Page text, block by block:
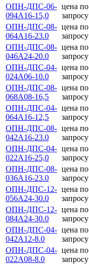
ОПН-ДПС-06-
094А16-15,0
цена по
запросу
ОПН-ДПС-08-
064А16-23.0
цена по
запросу
ОПН-ДПС-08-
046А24-20.0
цена по
запросу
ОПН-ДПС-04-
024А06-10.0
цена по
запросу
ОПН-ДПС-08-
068А08-16,5
цена по
запросу
ОПН-ДПС-04-
064А16-12,5
цена по
запросу
ОПН-ДПС-08-
042А16-23.0
цена по
запросу
ОПН-ДПС-04-
022А16-25,0
цена по
запросу
ОПН-ДПС-08-
036А16-23.0
цена по
запросу
ОПН-ДПС-12-
056А24-30.0
цена по
запросу
ОПН-ДПС-12-
084А24-30.0
цена по
запросу
ОПН-ДПС-04-
042А12-8.0
цена по
запросу
ОПН-ДПС-04-
022А08-8.0
цена по
запросу